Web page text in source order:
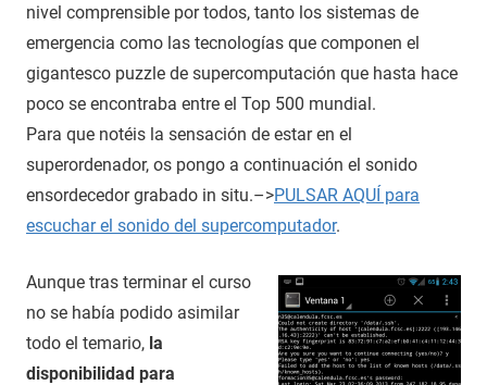
nivel comprensible por todos, tanto los sistemas de
emergencia como las tecnologías que componen el
gigantesco puzzle de supercomputación que hasta hace
poco se encontraba entre el Top 500 mundial.
Para que notéis la sensación de estar en el
superordenador, os pongo a continuación el sonido
ensordecedor grabado in situ.–>PULSAR AQUÍ para
escuchar el sonido del supercomputador.
Aunque tras terminar el curso
no se había podido asimilar
todo el temario, la
disponibilidad para